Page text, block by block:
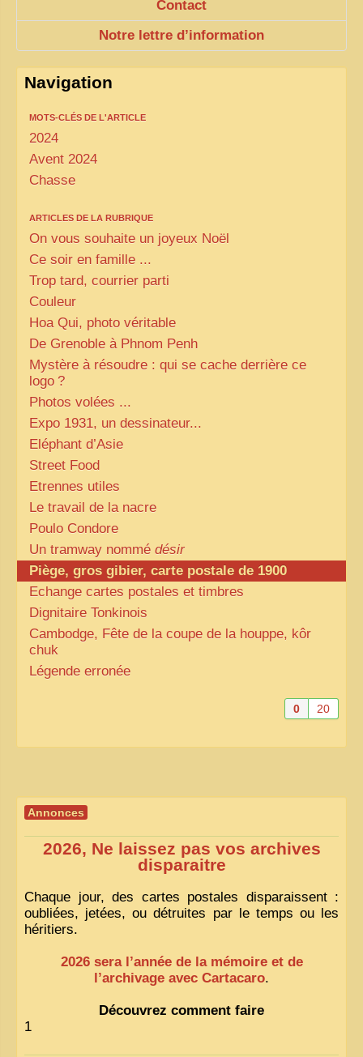
Contact
Notre lettre d’information
Navigation
MOTS-CLÉS DE L'ARTICLE
2024
Avent 2024
Chasse
ARTICLES DE LA RUBRIQUE
On vous souhaite un joyeux Noël
Ce soir en famille ...
Trop tard, courrier parti
Couleur
Hoa Qui, photo véritable
De Grenoble à Phnom Penh
Mystère à résoudre : qui se cache derrière ce
logo ?
Photos volées ...
Expo 1931, un dessinateur...
Eléphant d’Asie
Street Food
Etrennes utiles
Le travail de la nacre
Poulo Condore
Un tramway nommé désir
Piège, gros gibier, carte postale de 1900
Echange cartes postales et timbres
Dignitaire Tonkinois
Cambodge, Fête de la coupe de la houppe, kôr
chuk
Légende erronée
0 20
Annonces
2026, Ne laissez pas vos archives
disparaitre
Chaque jour, des cartes postales disparaissent :
oubliées, jetées, ou détruites par le temps ou les
héritiers.
2026 sera l’année de la mémoire et de
l’archivage avec Cartacaro.
Découvrez comment faire
1